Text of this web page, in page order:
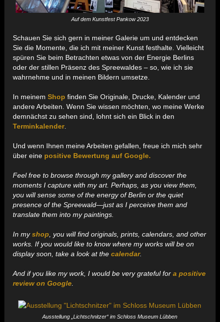
Auf dem Kunstfest Pankow 2023
Schauen Sie sich gern in meiner Galerie um und entdecken
Sie die Momente, die ich mit meiner Kunst festhalte. Vielleicht
spüren Sie beim Betrachten etwas von der Energie Berlins
oder der stillen Präsenz des Spreewaldes – so, wie ich sie
wahrnehme und in meinen Bildern umsetze.
In meinemShop finden Sie Originale, Drucke, Kalender und
andere Arbeiten. Wenn Sie wissen möchten, wo meine Werke
demnächst zu sehen sind, lohnt sich ein Blick in den
Terminkalender.
Und wenn Ihnen meine Arbeiten gefallen, freue ich mich sehr
über eine positive Bewertung auf Google.
Feel free to browse through my gallery and discover the
moments I capture with my art. Perhaps, as you view them,
you will sense some of the energy of Berlin or the quiet
presence of the Spreewald—just as I perceive them and
translate them into my paintings.
In myshop, you will find originals, prints, calendars, and other
works. If you would like to know where my works will be on
display soon, take a look at thecalendar.
And if you like my work, I would be very grateful for a positive
review on Google.
Ausstellung „Lichtschnitzer“ im Schloss Museum Lübben